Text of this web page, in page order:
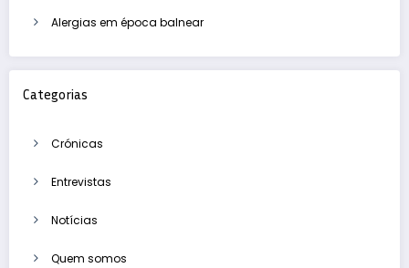
Alergias em época balnear
Categorias
Crónicas
Entrevistas
Notícias
Quem somos